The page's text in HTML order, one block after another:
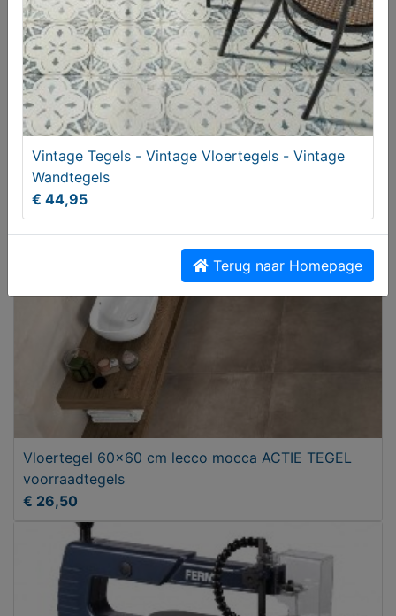
Vlonderplank geimpregneerd 28 x 145 x 3000 mm
€ 11,75
Vloertegel 60x60 cm lecco mocca ACTIE TEGEL
voorraadtegels
€ 26,50
Vintage Tegels - Vintage Vloertegels - Vintage
Wandtegels
€ 44,95
Terug naar Homepage